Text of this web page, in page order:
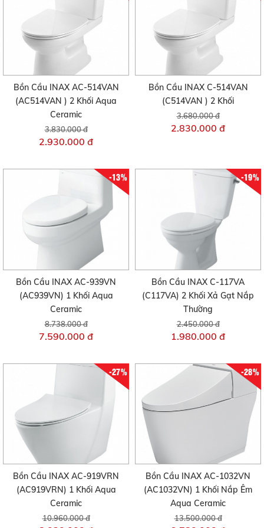
Bồn Cầu INAX AC-514VAN
(AC514VAN ) 2 Khối Aqua
Ceramic
3.830.000 đ
2.930.000 đ
Bồn Cầu INAX C-514VAN
(C514VAN ) 2 Khối
3.680.000 đ
2.830.000 đ
-13%
Bồn Cầu INAX AC-939VN
(AC939VN) 1 Khối Aqua
Ceramic
8.738.000 đ
7.590.000 đ
-19%
Bồn Cầu INAX C-117VA
(C117VA) 2 Khối Xả Gạt Nắp
Thường
2.450.000 đ
1.980.000 đ
-27%
Bồn Cầu INAX AC-919VRN
(AC919VRN) 1 Khối Aqua
Ceramic
10.960.000 đ
-28%
Bồn Cầu INAX AC-1032VN
(AC1032VN) 1 Khối Nắp Êm
Aqua Ceramic
13.500.000 đ